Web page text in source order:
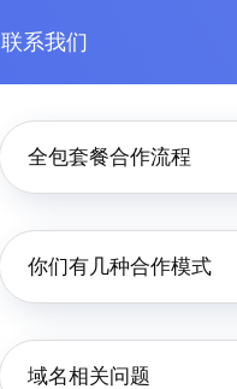
联系我们
全包套餐合作流程
你们有几种合作模式
域名相关问题